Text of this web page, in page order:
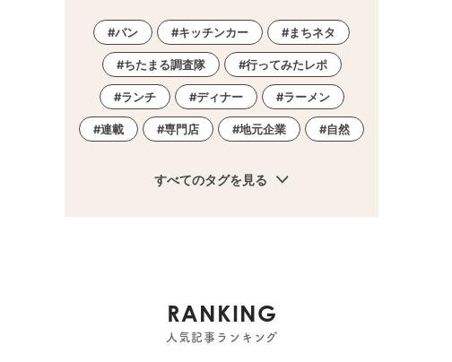
パン キッチンカー まちネタ
ちたまる調査隊 行ってみたレポ
ランチ ディナー ラーメン
連載 専門店 地元企業 自然
すべてのタグを見る
RANKING
人気記事ランキング